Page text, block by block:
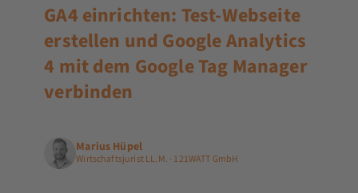
GA4 einrichten: Test-Webseite
erstellen und Google Analytics
4 mit dem Google Tag Manager
verbinden
Marius Hüpel
Wirtschaftsjurist LL.M. · 121WATT GmbH